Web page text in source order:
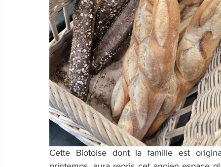
Cette Biotoise dont la famille est